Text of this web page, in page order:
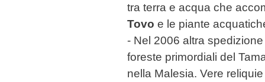
tra terra e acqua che
Tovo e le piante
- Nel 2006 altra
foreste primordiali del
nella Malesia. Vere